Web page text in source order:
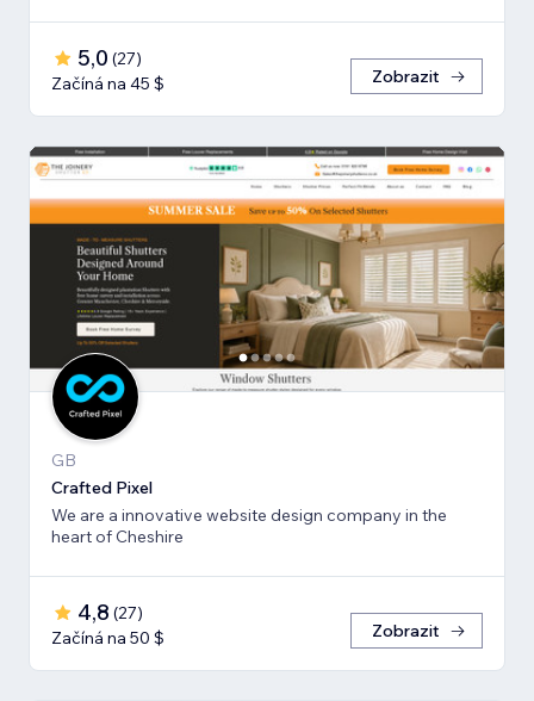
5,0 (27)
Začíná na 45 $
Zobrazit
GB
Crafted Pixel
We are a innovative website design company in the
heart of Cheshire
4,8 (27)
Začíná na 50 $
Zobrazit